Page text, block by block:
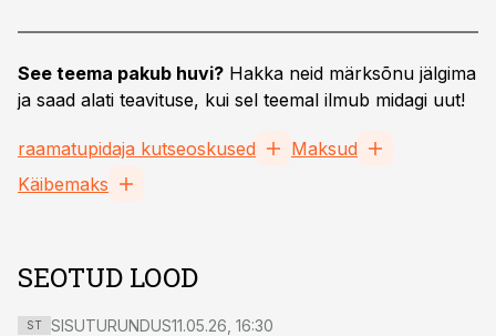
See teema pakub huvi? Hakka neid märksõnu jälgima
ja saad alati teavituse, kui sel teemal ilmub midagi uut!
raamatupidaja kutseoskused
Maksud
Käibemaks
SEOTUD LOOD
ST SISUTURUNDUS11.05.26, 16:30